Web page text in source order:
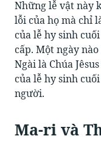
Những lễ vật này
lỗi của họ mà chỉ
của lễ hy sinh
cấp. Một ngày
Ngài là Chúa
của lễ hy sinh
người.
Ma-ri và